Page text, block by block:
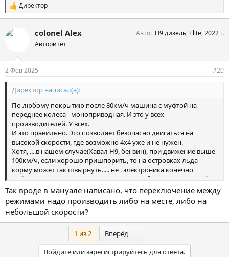
С
и
п
Директор
colonel Alex
Авторитет
Авто Н9 дизель, Elite, 2022 г.
2 Фев 2025 #20
Директор написал(а):
По любому покрытию после 80км/ч машина с муфтой на
переднее колеса - моноприводная. И это у всех
производителей. У всех.
И это правильно. Это позволяет безопасно двигаться на
высокой скорости, где возможно 4х4 уже и не нужен.
Хотя, ....в нашем случае(Хавал Н9, бензин), при движение выше
100км/ч, если хорошо пришпорить, то на островках льда
корму может так швырнуть..... не . электроника конечно
поймает и все выровняет, но пока она соображает, кирпичей
можно наложить. Потому я и написал, чтозимнийрежим тут
как раз выручает, там коробка быстрее перебирает передача
вверх и не спешит сбрасывать передачи на ускорении. Скажем
,идешь 120км/ч и все хорошо, но вот надо обогнать. Крутишь
наСнеги тапку в пол. И более/менее ровно ускоряешься.
Обогнал, крути обратно в
авто.Так и ездишь по трассе во
время межсезонья.
Так вроде в мануале написано, что переключение между
режимами надо производить либо на месте, либо на
небольшой скорости?
1 из 2 Вперёд
Войдите или зарегистрируйтесь для ответа.